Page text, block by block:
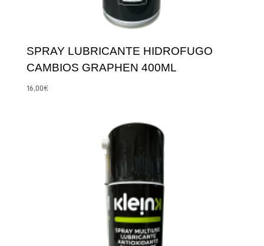
SPRAY LUBRICANTE HIDROFUGO
CAMBIOS GRAPHEN 400ML
16,00€